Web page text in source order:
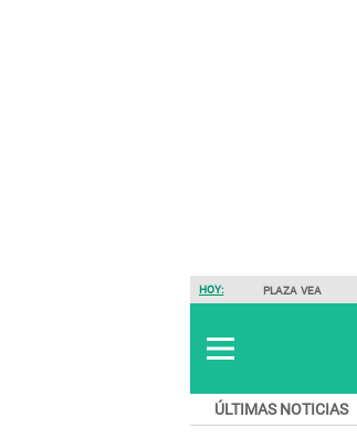
HOY: PLAZA VEA
ÚLTIMAS NOTICIAS